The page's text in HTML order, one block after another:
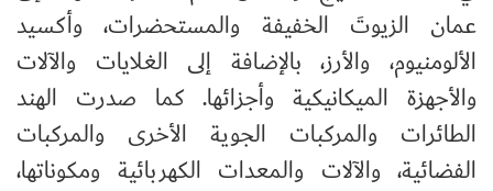
عمان الزيوتَ الخفيفة والمستحضرات، وأكسيد
الألومنيوم، والأرز، بالإضافة إلى الغلايات والآلات
والأجهزة الميكانيكية وأجزائها. كما صدرت الهند
الطائرات والمركبات الجوية الأخرى والمركبات
الفضائية، والآلات والمعدات الكهربائية ومكوناتها،